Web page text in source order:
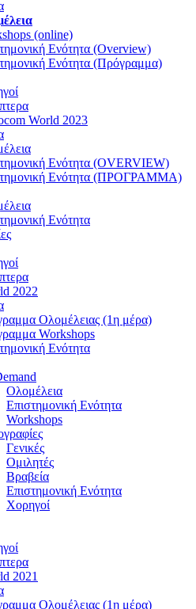
(online)
Ενότητα (Overview)
Ενότητα (Πρόγραμμα)
World 2023
Ενότητα (OVERVIEW)
Ενότητα (ΠΡΟΓΡΑΜΜΑ)
Ενότητα
2022
Ολομέλειας (1η μέρα)
Workshops
Ενότητα
Ολομέλεια
Επιστημονική Ενότητα
Workshops
Γενικές
Ομιλητές
Βραβεία
Επιστημονική Ενότητα
Χορηγοί
2021
Ολομέλειας (1η μέρα)